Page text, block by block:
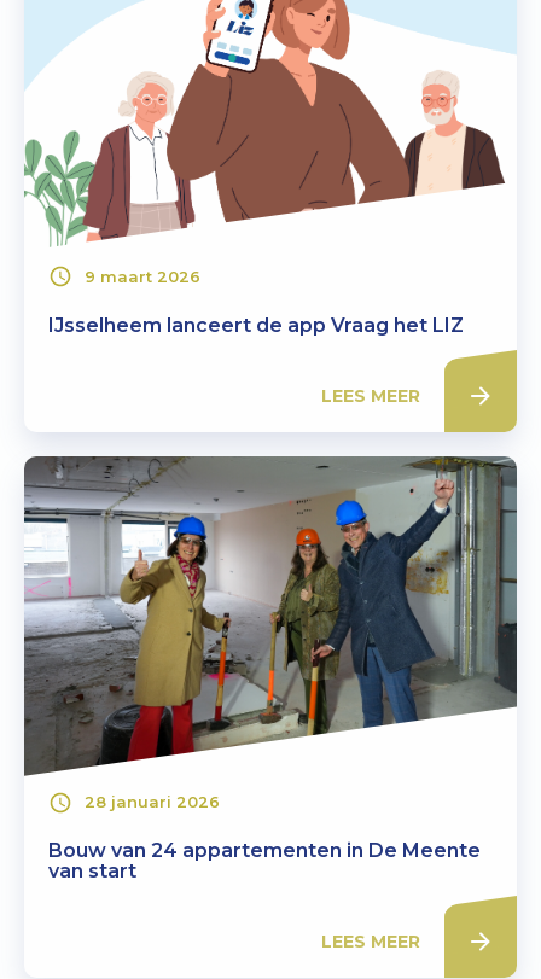
IJsselheem lanceert de app Vraag het LIZ
9 maart 2026
LEES MEER
Bouw van 24 appartementen in De Meente
van start
28 januari 2026
LEES MEER